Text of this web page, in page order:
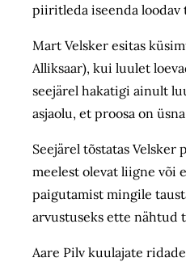
piiritleda iseenda
Mart Velsker esitas
Alliksaar), kui luulet
seejärel hakatigi ainult
asjaolu, et proosa on
Seejärel tõstatas
meelest olevat liigne või
paigutamist mingile
arvustuseks ette nähtud
Aare Pilv kuulajate